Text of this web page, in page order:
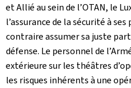
et Allié au sein de l’OTAN, le
l’assurance de la sécurité à
contraire assumer sa juste
défense. Le personnel de
extérieure sur les théâtres
les risques inhérents à une